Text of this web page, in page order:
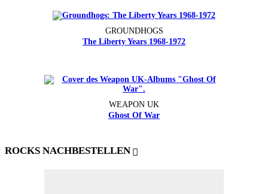
GROUNDHOGS
The Liberty Years 1968-1972
WEAPON UK
Ghost Of War
ROCKS NACHBESTELLEN